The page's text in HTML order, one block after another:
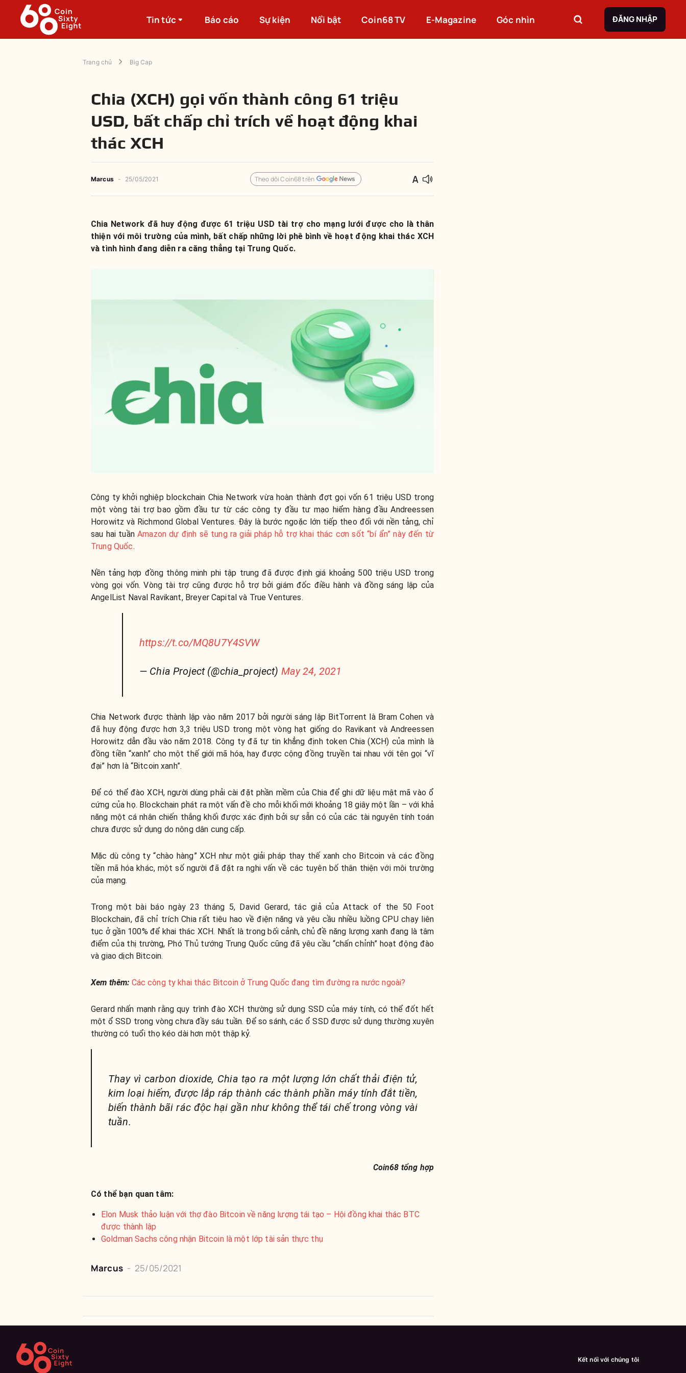
Tin tức Báo cáo Sự kiện Nổi bật Coin68 TV E-Magazine Góc nhìn ĐĂNG NHẬP
Trang chủ Big Cap
Chia (XCH) gọi vốn thành công 61 triệu
USD, bất chấp chỉ trích về hoạt động khai
thác XCH
Marcus - 25/05/2021 Theo dõi Coin68 trên
Chia Network đã huy động được 61 triệu USD tài trợ cho mạng lưới được cho là thân
thiện với môi trường của mình, bất chấp những lời phê bình về hoạt động khai thác XCH
và tình hình đang diễn ra căng thẳng tại Trung Quốc.
Công ty khởi nghiệp blockchain Chia Network vừa hoàn thành đợt gọi vốn 61 triệu USD trong
một vòng tài trợ bao gồm đầu tư từ các công ty đầu tư mạo hiểm hàng đầu Andreessen
Horowitz và Richmond Global Ventures. Đây là bước ngoặc lớn tiếp theo đối với nền tảng, chỉ
sau hai tuầnAmazon dự định sẽ tung ra giải pháp hỗ trợ khai thác cơn sốt “bí ẩn” này đến từ
Trung Quốc.
Nền tảng hợp đồng thông minh phi tập trung đã được định giá khoảng 500 triệu USD trong
vòng gọi vốn. Vòng tài trợ cũng được hỗ trợ bởi giám đốc điều hành và đồng sáng lập của
AngelList Naval Ravikant, Breyer Capital và True Ventures.
https://t.co/MQ8U7Y4SVW
— Chia Project (@chia_project) May 24, 2021
Chia Network được thành lập vào năm 2017 bởi người sáng lập BitTorrent là Bram Cohen và
đã huy động được hơn 3,3 triệu USD trong một vòng hạt giống do Ravikant và Andreessen
Horowitz dẫn đầu vào năm 2018. Công ty đã tự tin khẳng định token Chia (XCH) của mình là
đồng tiền “xanh” cho một thế giới mã hóa, hay được cộng đồng truyền tai nhau với tên gọi “vĩ
đại” hơn là “Bitcoin xanh”.
Để có thể đào XCH, người dùng phải cài đặt phần mềm của Chia để ghi dữ liệu mật mã vào ổ
cứng của họ. Blockchain phát ra một vấn đề cho mỗi khối mới khoảng 18 giây một lần – với khả
năng một cá nhân chiến thắng khối được xác định bởi sự sẵn có của các tài nguyên tính toán
chưa được sử dụng do nông dân cung cấp.
Mặc dù công ty “chào hàng” XCH như một giải pháp thay thế xanh cho Bitcoin và các đồng
tiền mã hóa khác, một số người đã đặt ra nghi vấn về các tuyên bố thân thiện với môi trường
của mạng.
Trong một bài báo ngày 23 tháng 5, David Gerard, tác giả của Attack of the 50 Foot
Blockchain, đã chỉ trích Chia rất tiêu hao về điện năng và yêu cầu nhiều luồng CPU chạy liên
tục ở gần 100% để khai thác XCH. Nhất là trong bối cảnh, chủ đề năng lượng xanh đang là tâm
điểm của thị trường, Phó Thủ tướng Trung Quốc cũng đã yêu cầu “chấn chỉnh” hoạt động đào
và giao dịch Bitcoin.
Xem thêm: Các công ty khai thác Bitcoin ở Trung Quốc đang tìm đường ra nước ngoài?
Gerard nhấn mạnh rằng quy trình đào XCH thường sử dụng SSD của máy tính, có thể đốt hết
một ổ SSD trong vòng chưa đầy sáu tuần. Để so sánh, các ổ SSD được sử dụng thường xuyên
thường có tuổi thọ kéo dài hơn một thập kỷ.
Thay vì carbon dioxide, Chia tạo ra một lượng lớn chất thải điện tử,
kim loại hiếm, được lắp ráp thành các thành phần máy tính đắt tiền,
biến thành bãi rác độc hại gần như không thể tái chế trong vòng vài
tuần.
Coin68 tổng hợp
Có thể bạn quan tâm:
Elon Musk thảo luận với thợ đào Bitcoin về năng lượng tái tạo – Hội đồng khai thác BTC
được thành lập
Goldman Sachs công nhận Bitcoin là một lớp tài sản thực thụ
Marcus - 25/05/2021
Kết nối với chúng tôi